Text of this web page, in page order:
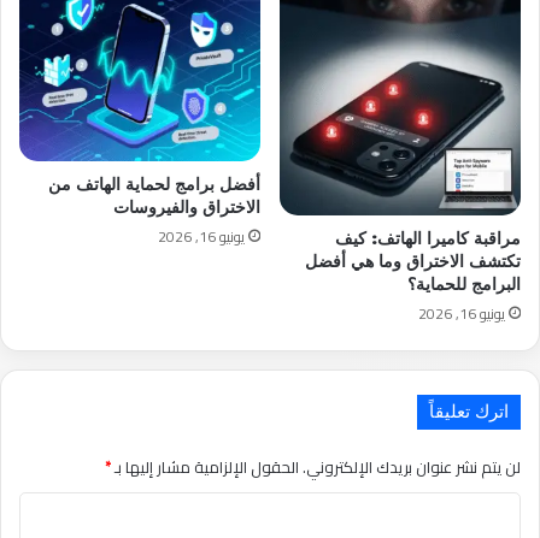
مراقبة كاميرا الهاتف: كيف
تكتشف الاختراق وما هي أفضل
البرامج للحماية؟
يونيو 16, 2026
أفضل برامج لحماية الهاتف من
الاختراق والفيروسات
يونيو 16, 2026
اترك تعليقاً
لن يتم نشر عنوان بريدك الإلكتروني.الحقول الإلزامية مشار إليها بـ*